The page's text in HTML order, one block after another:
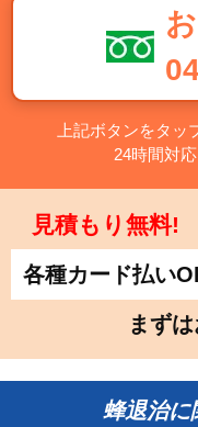
上記ボタンをタッ
24時間対
見積もり無料!
各種カード払い
まず
蜂退治に